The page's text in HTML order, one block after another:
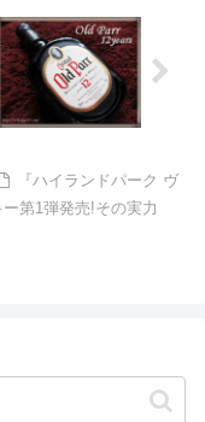
『ハイランドパーク ヴ
第1弾発売!その実力